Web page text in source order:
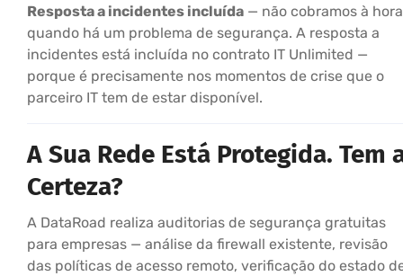
Resposta a incidentes incluída — não cobramos à hora
quando há um problema de segurança. A resposta a
incidentes está incluída no contrato IT Unlimited —
porque é precisamente nos momentos de crise que o
parceiro IT tem de estar disponível.
A Sua Rede Está Protegida. Tem
Certeza?
A DataRoad realiza auditorias de segurança gratuitas
para empresas — análise da firewall existente, revisão
das políticas de acesso remoto, verificação do estado